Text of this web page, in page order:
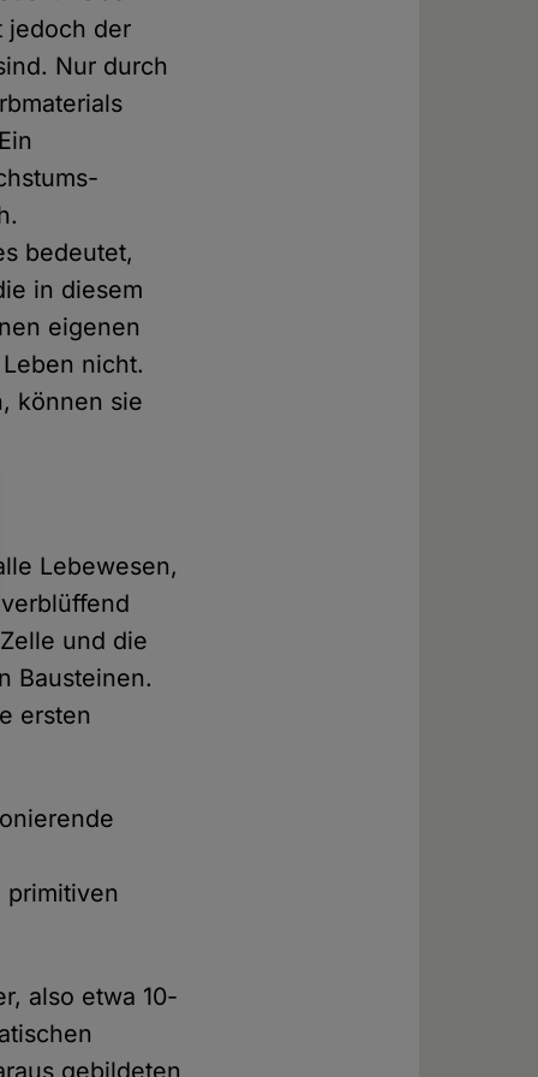
jedoch der
Nur durch
bedeutet,
in diesem
eigenen
nicht.
können sie
Lebewesen,
und die
Bausteinen.
ersten
also etwa 10-